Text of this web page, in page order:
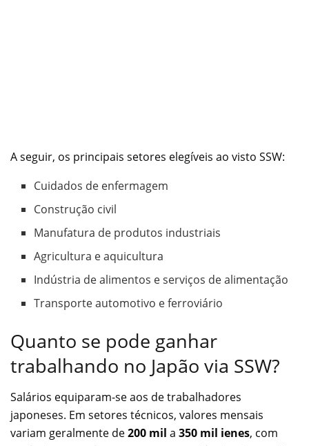
A seguir, os principais setores elegíveis ao visto SSW:
Cuidados de enfermagem
Construção civil
Manufatura de produtos industriais
Agricultura e aquicultura
Indústria de alimentos e serviços de alimentação
Transporte automotivo e ferroviário
Quanto se pode ganhar
trabalhando no Japão via SSW?
Salários equiparam-se aos de trabalhadores
japoneses. Em setores técnicos, valores mensais
variam geralmente de200 mil a 350 mil ienes, com